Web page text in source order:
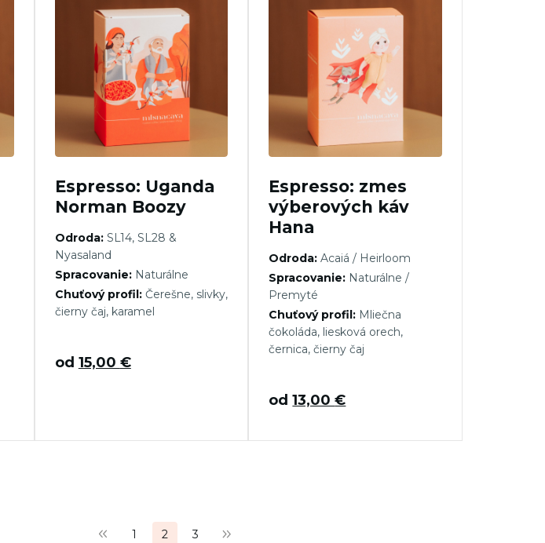
Espresso: Uganda
Norman Boozy
Odroda:SL14, SL28 &
Nyasaland
Spracovanie:Naturálne
Chuťový profil:Čerešne, slivky,
čierny čaj, karamel
od 15,00 €
Espresso: zmes
výberových káv
Hana
Odroda: Acaiá / Heirloom
Spracovanie: Naturálne /
Premyté
Chuťový profil: Mliečna
čokoláda, liesková orech,
černica, čierny čaj
od13,00€
1 2 3